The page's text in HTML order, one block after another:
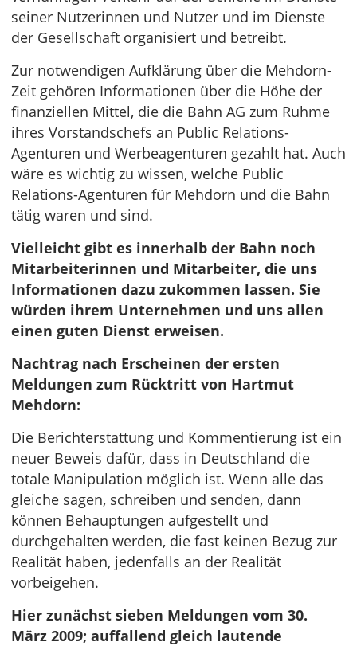
seiner Nutzerinnen und Nutzer und im Dienste
der Gesellschaft organisiert und betreibt.
Zur notwendigen Aufklärung über die Mehdorn-
Zeit gehören Informationen über die Höhe der
finanziellen Mittel, die die Bahn AG zum Ruhme
ihres Vorstandschefs an Public Relations-
Agenturen und Werbeagenturen gezahlt hat. Auch
wäre es wichtig zu wissen, welche Public
Relations-Agenturen für Mehdorn und die Bahn
tätig waren und sind.
Vielleicht gibt es innerhalb der Bahn noch
Mitarbeiterinnen und Mitarbeiter, die uns
Informationen dazu zukommen lassen. Sie
würden ihrem Unternehmen und uns allen
einen guten Dienst erweisen.
Nachtrag nach Erscheinen der ersten
Meldungen zum Rücktritt von Hartmut
Mehdorn:
Die Berichterstattung und Kommentierung ist ein
neuer Beweis dafür, dass in Deutschland die
totale Manipulation möglich ist. Wenn alle das
gleiche sagen, schreiben und senden, dann
können Behauptungen aufgestellt und
durchgehalten werden, die fast keinen Bezug zur
Realität haben, jedenfalls an der Realität
vorbeigehen.
Hier zunächst sieben Meldungen vom 30.
März 2009; auffallend gleich lautende